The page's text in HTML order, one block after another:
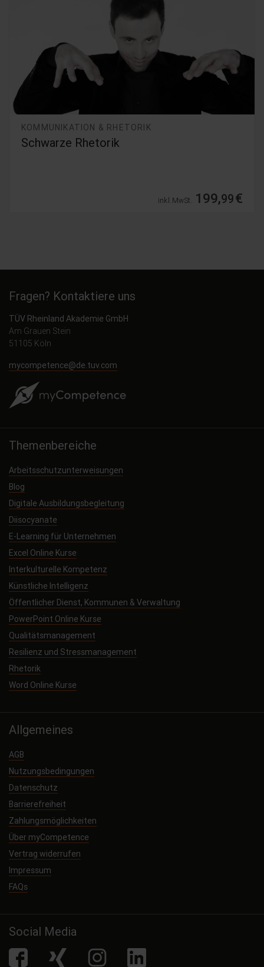
VERTRIEB & SALES
Überzeugen: 12 hochwirksame
inkl. MwSt. 9,99€
Fragen? Kontaktiere uns
TÜV Rheinland Akademie GmbH
Am Grauen Stein
51105 Köln
mycompetence@de.tuv.com
Themenbereiche
Arbeitsschutzunterweisungen
Blog
Digitale Ausbildungsbegleitung
Diisocyanate
E-Learning für Unternehmen
Excel Online Kurse
Interkulturelle Kompetenz
Künstliche Intelligenz
Öffentlicher Dienst, Kommunen & Verwaltung
PowerPoint Online Kurse
Qualitätsmanagement
Resilienz und Stressmanagement
Rhetorik
Word Online Kurse
Allgemeines
AGB
Nutzungsbedingungen
Datenschutz
Barrierefreiheit
Zahlungsmöglichkeiten
Über myCompetence
Vertrag widerrufen
Impressum
FAQs
Social Media
facebook Xing Instagram LinkedIn